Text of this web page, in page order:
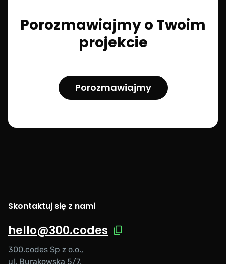
Porozmawiajmy o Twoim
projekcie
Porozmawiajmy
Skontaktuj się z nami
hello@300.codes
300.codes Sp z o.o.,
ul. Burakowska 5/7,